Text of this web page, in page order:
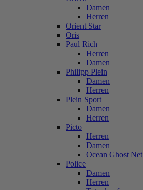
Damen
Herren
Orient Star
Oris
Paul Rich
Herren
Damen
Philipp Plein
Damen
Herren
Plein Sport
Damen
Herren
Picto
Herren
Damen
Ocean Ghost Net
Police
Damen
Herren